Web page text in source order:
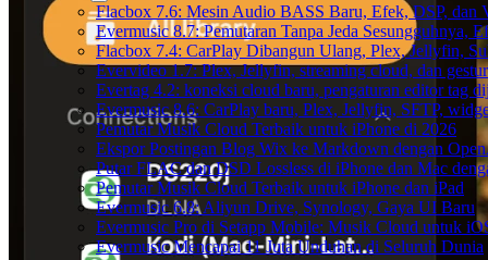
Flacbox 7.6: Mesin Audio BASS Baru, Efek, DSP, dan
Evermusic 8.7: Pemutaran Tanpa Jeda
Flacbox 7.4: CarPlay Dibangun Ulang, Plex, Jellyfin,
Evervideo 1.7: Plex, Jellyfin, streaming cloud, dan
Evertag 4.2: koneksi cloud baru, pengaturan editor tag
Evermusic 8.6: CarPlay baru, Plex, Jellyfin, SFTP,
Pemutar Musik Cloud Terbaik untuk iPhone di 2026
Ekspor Postingan Blog Wix ke Markdown dengan
Putar FLAC dan DSD Lossless di iPhone dan Mac
Pemutar Musik Cloud Terbaik untuk iPhone dan iPad
Evermusic 6.8: Aliyun Drive, Synology, Gaya UI Baru
Evermusic Pro di Setapp Mobile: Musik Cloud untuk
Evermusic Mencapai 11 Juta Unduhan di Seluruh Dunia